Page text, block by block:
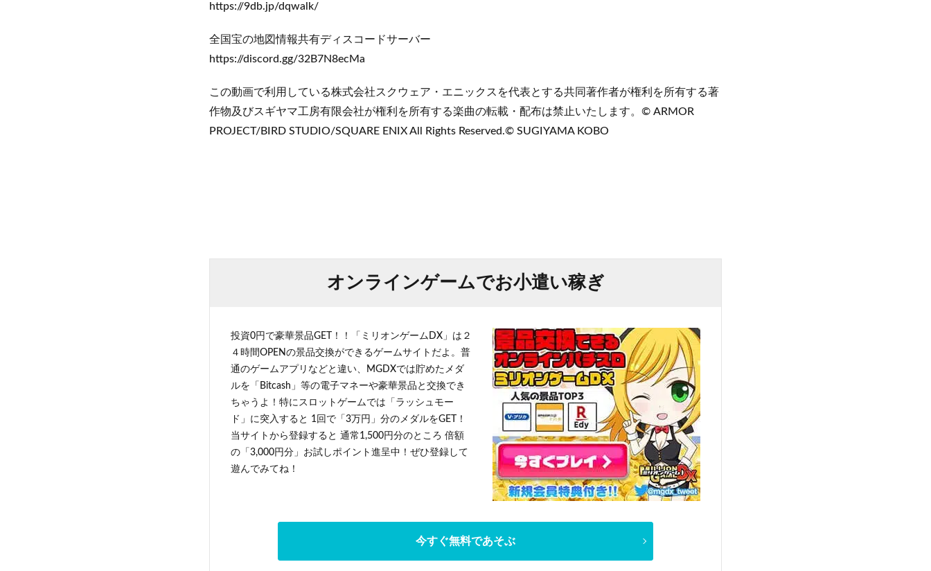
https://9db.jp/dqwalk/
全国宝の地図情報共有ディスコードサーバー
https://discord.gg/32B7N8ecMa
この動画で利用している株式会社スクウェア・エニックスを代表とする共同著作者が権利を所有する著
作物及びスギヤマ工房有限会社が権利を所有する楽曲の転載・配布は禁止いたします。© ARMOR
PROJECT/BIRD STUDIO/SQUARE ENIX All Rights Reserved.© SUGIYAMA KOBO
オンラインゲームでお小遣い稼ぎ
投資0円で豪華景品GET！！「ミリオンゲームDX」は２
４時間OPENの景品交換ができるゲームサイトだよ。普
通のゲームアプリなどと違い、MGDXでは貯めたメダ
ルを「Bitcash」等の電子マネーや豪華景品と交換でき
ちゃうよ！特にスロットゲームでは「ラッシュモー
ド」に突入すると 1回で「3万円」分のメダルをGET！
当サイトから登録すると 通常1,500円分のところ 倍額
の「3,000円分」お試しポイント進呈中！ぜひ登録して
遊んでみてね！
今すぐ無料であそぶ